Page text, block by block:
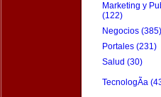
Marketing y
(122)
Negocios (385)
Portales (231)
Salud (30)
TecnologÃ­a